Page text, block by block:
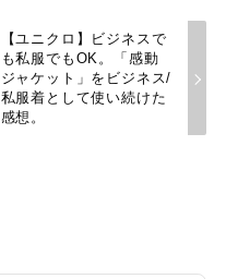
【ユニクロ】ビジネスで
も私服でもOK。「感動
ジャケット」をビジネス/
私服着として使い続けた
感想。